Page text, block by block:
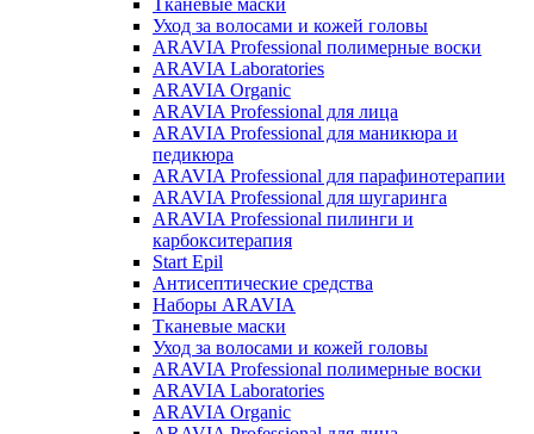
Тканевые маски
Уход за волосами и кожей головы
ARAVIA Professional полимерные воски
ARAVIA Laboratories
ARAVIA Organic
ARAVIA Professional для лица
ARAVIA Professional для маникюра и
педикюра
ARAVIA Professional для парафинотерапии
ARAVIA Professional для шугаринга
ARAVIA Professional пилинги и
карбокситерапия
Start Epil
Антисептические средства
Наборы ARAVIA
Тканевые маски
Уход за волосами и кожей головы
ARAVIA Professional полимерные воски
ARAVIA Laboratories
ARAVIA Organic